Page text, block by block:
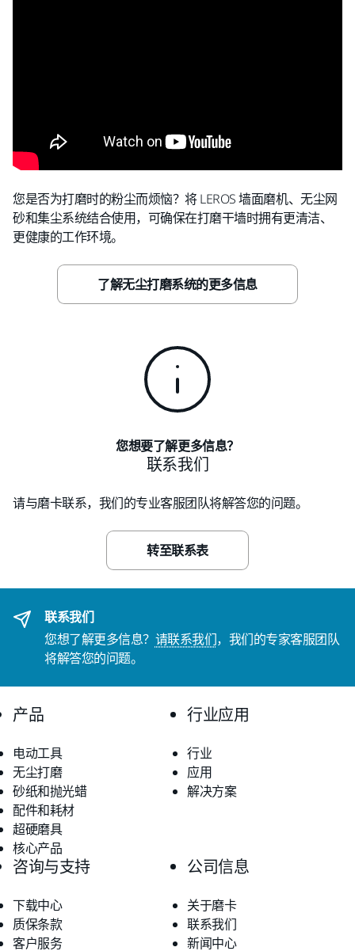
您是否为打磨时的粉尘而烦恼？将 LEROS 墙面磨机、无尘网
砂和集尘系统结合使用，可确保在打磨干墙时拥有更清洁、
更健康的工作环境。
了解无尘打磨系统的更多信息
您想要了解更多信息？
联系我们
请与磨卡联系，我们的专业客服团队将解答您的问题。
转至联系表
联系我们
您想了解更多信息？ 请联系我们，我们的专家客服团队
将解答您的问题。
产品
电动工具
无尘打磨
砂纸和抛光蜡
配件和耗材
超硬磨具
核心产品
行业应用
行业
应用
解决方案
咨询与支持
下载中心
质保条款
客户服务
公司信息
关于磨卡
联系我们
新闻中心